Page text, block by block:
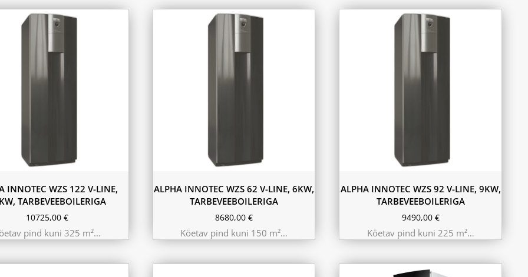
INNOTEC WZS 122 V-LINE,
TARBEVEEBOILERIGA
10725,00€
pind kuni 325 m²…
ALPHA INNOTEC WZS 62 V-LINE, 6KW,
TARBEVEEBOILERIGA
8680,00 €
Köetav pind kuni 150 m²…
ALPHA INNOTEC WZS 92 V-LINE, 9KW,
TARBEVEEBOILERIGA
9490,00 €
Köetav pind kuni 225 m²…